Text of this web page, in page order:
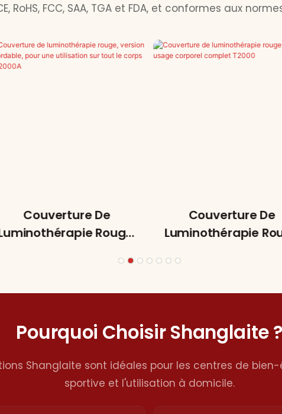
RoHS, FCC, SAA, TGA et FDA, et conformes aux
Couverture De
Rouge,
Pour Une Utilisation Sur
Couverture De
Luminothérapie
Pourquoi Choisir Shanglaite ?
Shanglaite sont idéales pour les centres de
sportive et l'utilisation à domicile.